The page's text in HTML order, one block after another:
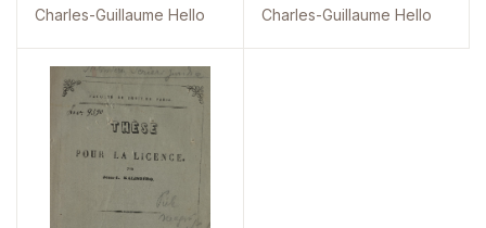
Charles-Guillaume Hello Charles-Guillaume Hello